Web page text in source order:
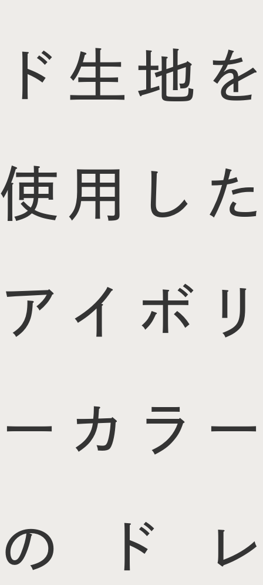
ド生地を
使用した
アイボリ
ーカラー
のドレ